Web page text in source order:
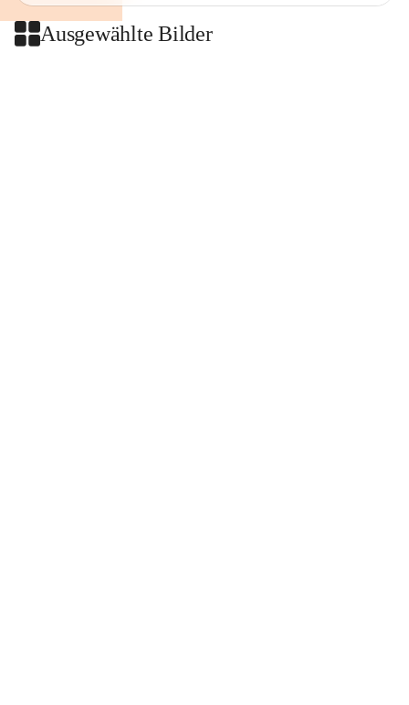
Ausgewählte Bilder